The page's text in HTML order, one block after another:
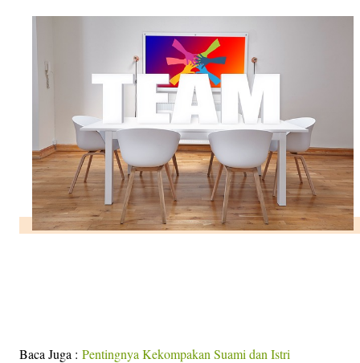
Baca Juga : Pentingnya Kekompakan Suami dan Istri